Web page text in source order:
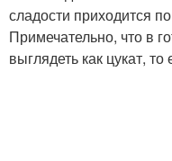
сладости приходится
Примечательно, что в
выглядеть как цукат,